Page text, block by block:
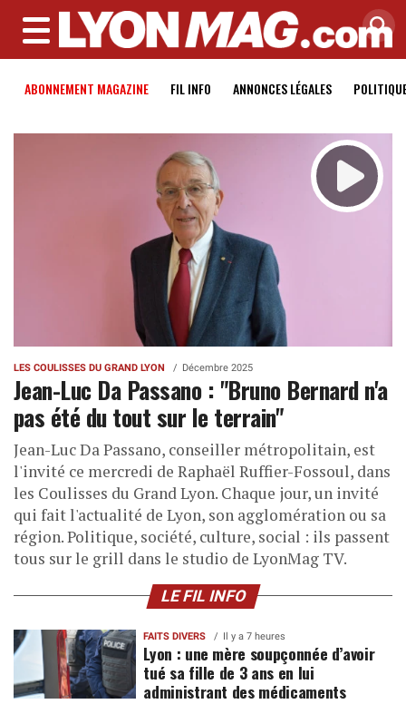
MENU
ABONNEMENT MAGAZINE FIL INFO ANNONCES LÉGALES
LES COULISSES DU GRAND LYON Décembre 2025
Jean-Luc Da Passano : "Bruno Bernard n'a
pas été du tout sur le terrain"
Jean-Luc Da Passano, conseiller métropolitain, est
l'invité ce mercredi de Raphaël Ruffier-Fossoul, dans
les Coulisses du Grand Lyon. Chaque jour, un invité
qui fait l'actualité de Lyon, son agglomération ou sa
région. Politique, société, culture, social : ils passent
tous sur le grill dans le studio de LyonMag TV.
LE FIL INFO
FAITS DIVERS Il y a 7 heures
Lyon : une mère soupçonnée d’avoir
tué sa fille de 3 ans en lui
administrant des médicaments